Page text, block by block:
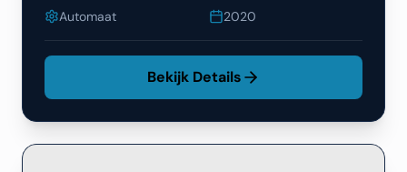
Automaat
2020
Bekijk Details